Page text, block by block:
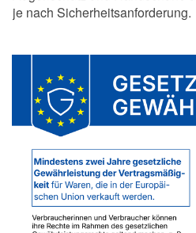
je nach Sicherheitsanforderung.